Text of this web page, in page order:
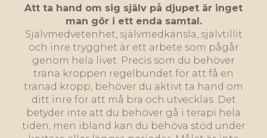
Att ta hand om sig själv på djupet är inget
man gör i ett enda samtal.
Självmedvetenhet, självmedkänsla, självtillit
och inre trygghet är ett arbete som pågår
genom hela livet. Precis som du behöver
träna kroppen regelbundet för att få en
tränad kropp, behöver du aktivt ta hand om
ditt inre för att må bra och utvecklas. Det
betyder inte att du behöver gå i terapi hela
tiden, men ibland kan du behöva stöd under